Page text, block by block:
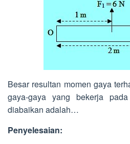
Besar resultan momen gaya
gaya-gaya yang bekerja
diabaikan adalah…
Penyelesaian: